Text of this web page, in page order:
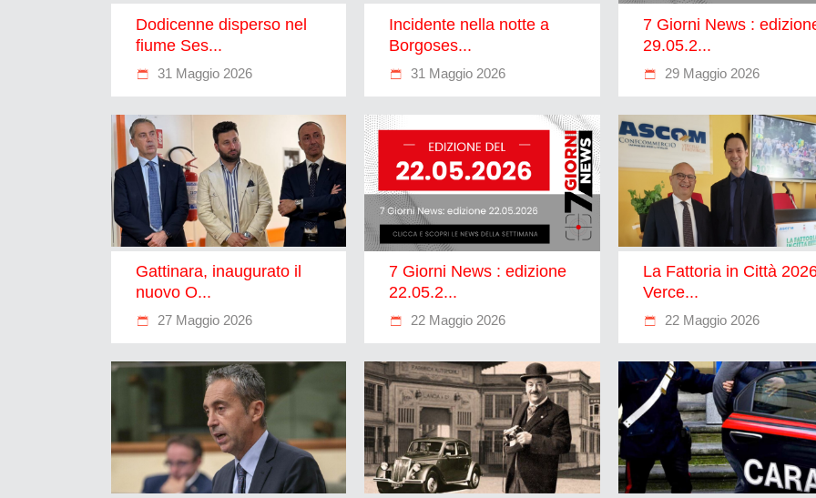
Dodicenne disperso nel
fiume Ses...
31 Maggio 2026
Incidente nella notte a
Borgoses...
31 Maggio 2026
7 Giorni News :
29.05.2...
29 Maggio 2026
Gattinara, inaugurato il
nuovo O...
27 Maggio 2026
7 Giorni News : edizione
22.05.2...
22 Maggio 2026
La Fattoria in Città
Verce...
22 Maggio 2026